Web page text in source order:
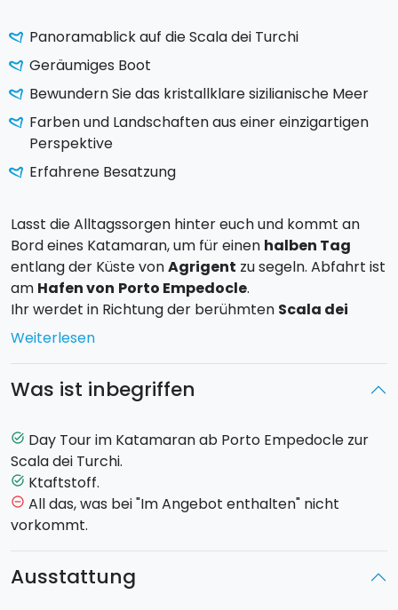
Panoramablick auf die Scala dei Turchi
Geräumiges Boot
Bewundern Sie das kristallklare sizilianische Meer
Farben und Landschaften aus einer einzigartigen
Perspektive
Erfahrene Besatzung
Lasst die Alltagssorgen hinter euch und kommt an
Bord eines Katamaran, um für einen halben Tag
entlang der Küste vonAgrigent zu segeln. Abfahrt ist
am Hafen von Porto Empedocle.
Ihr werdet in Richtung der berühmten Scala dei
Turchisegeln, einer felsigen Klippe aus weißem "Eis",
angekommen wird der Anker über Bord geworfen,
Ausrüstung wird euch vom Kapitän bereit gestellt.
Weiter geht es dann nach Pergole für ein weiteres
Bad im kristallklaren Meereswasser. Wenn ihr euch für
die ganztägige Tour entschieden habt, dann wird die
Fahrt weiter nach
Max 8 Gäste an Bord.
Weiterlesen
Was ist inbegriffen
task_alt Day Tour im Katamaran ab Porto Empedocle zur
Scala dei Turchi.
task_alt Ktaftstoff.
remove_circle_outline All das, was bei "Im Angebot enthalten" nicht
vorkommt.
Ausstattung